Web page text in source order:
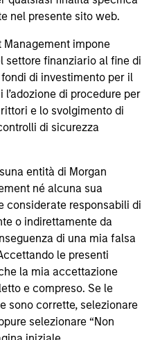
nel presente sito web.
Management impone
settore finanziario al fine di
fondi di investimento per il
di procedure per
e lo svolgimento di
di sicurezza
entità di Morgan
né alcuna sua
considerate responsabili di
o indirettamente da
di una mia falsa
le presenti
la mia accettazione
e compreso. Se le
sono corrette, selezionare
selezionare “Non
azioni. La fonte di tutti i
(“MSIM Ltd”).
proventi da essi derivanti
e un investitore può
con track record
Le performance sono
I dati di performance
Le performance di
potrebbero essere
di valutare
i rischi, le
una variazione
di un investimento può
più elevata, sia in senso
di quell’investimento e, di
questo sito possono